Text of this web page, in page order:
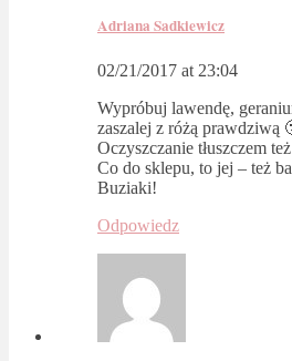
Adriana Sadkiewicz
02/21/2017 at 23:04
Wypróbuj lawendę,
zaszalej z różą prawdziwą
Oczyszczanie tłuszczem
Co do sklepu, to jej – też
Buziaki!
Odpowiedz